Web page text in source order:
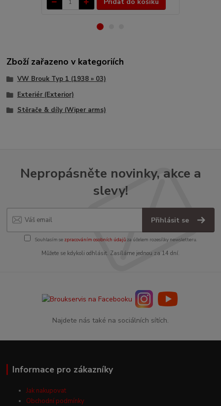
Zboží zařazeno v kategoriích
VW Brouk Typ 1 (1938 » 03)
Exteriér (Exterior)
Stěrače & díly (Wiper arms)
Nepropásněte novinky, akce a
slevy!
Přihlásit se
Souhlasím se zpracováním osobních údajůza účelem rozesílky newsletteru.
Můžete se kdykoli odhlásit. Zasíláme jednou za 14 dní.
Najdete nás také na sociálních sítích.
Informace pro zákazníky
Jak nakupovat
Obchodní podmínky